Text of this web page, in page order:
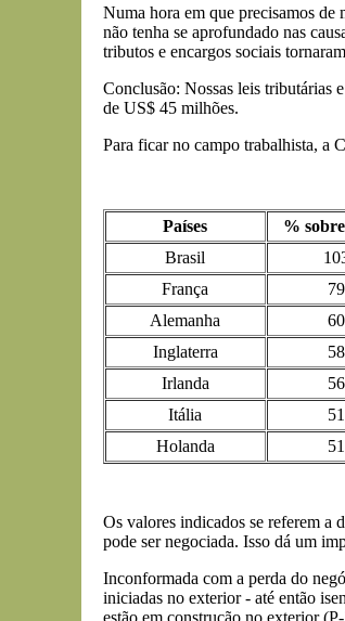
Numa hora em que precisamos de
não tenha se aprofundado nas
tributos e encargos sociais
Conclusão: Nossas leis tributárias
de US$ 45 milhões.
Para ficar no campo trabalhista, a
Países %
Brasil
França
Alemanha
Inglaterra
Irlanda
Itália
Holanda
Os valores indicados se referem a
pode ser negociada. Isso dá um
Inconformada com a perda do
iniciadas no exterior - até então
estão em construção no exterior